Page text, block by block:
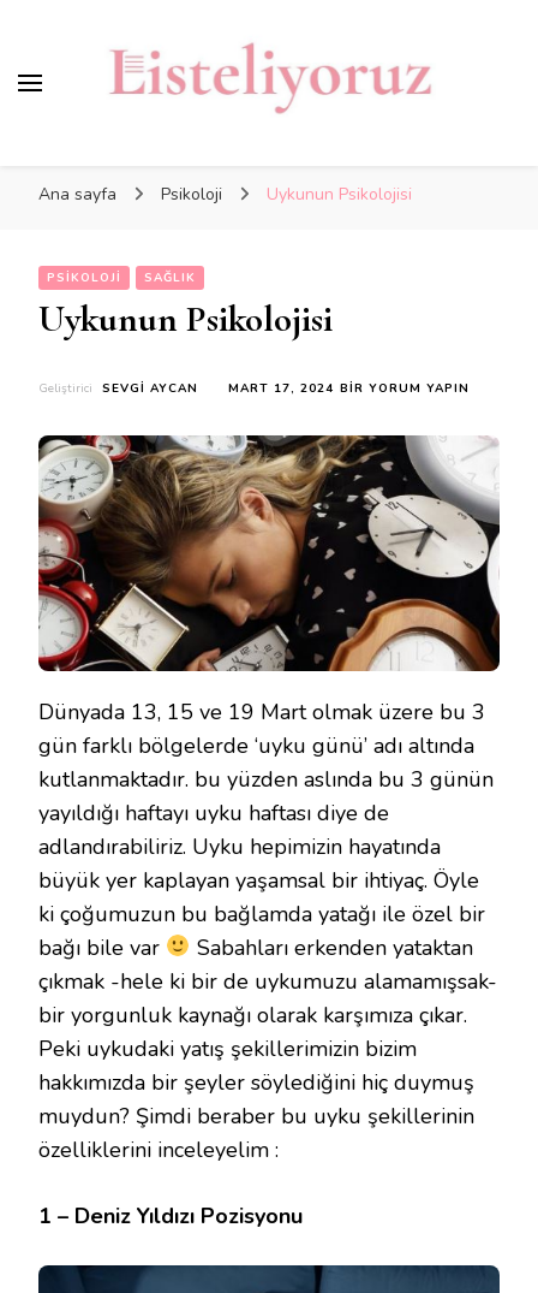
Ana sayfa Psikoloji Uykunun Psikolojisi
PSIKOLOJI SAĞLIK
Uykunun Psikolojisi
Geliştirici SEVGI AYCAN MART 17, 2024 UYKUNUN
BIR YORUM YAPIN
Dünyada 13, 15 ve 19 Mart olmak üzere bu 3
gün farklı bölgelerde ‘uyku günü’ adı altında
kutlanmaktadır. bu yüzden aslında bu 3 günün
yayıldığı haftayı uyku haftası diye de
adlandırabiliriz. Uyku hepimizin hayatında
büyük yer kaplayan yaşamsal bir ihtiyaç. Öyle
ki çoğumuzun bu bağlamda yatağı ile özel bir
bağı bile var
Sabahları erkenden yataktan
çıkmak -hele ki bir de uykumuzu alamamışsak-
bir yorgunluk kaynağı olarak karşımıza çıkar.
Peki uykudaki yatış şekillerimizin bizim
hakkımızda bir şeyler söylediğini hiç duymuş
muydun? Şimdi beraber bu uyku şekillerinin
özelliklerini inceleyelim :
1 – Deniz Yıldızı Pozisyonu